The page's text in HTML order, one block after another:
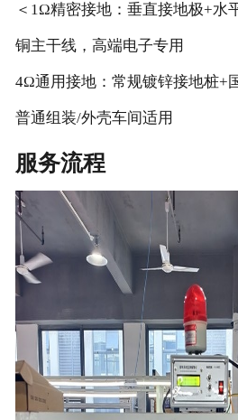
＜1Ω精密接地：垂直接地极+水
铜主干线，高端电子专用
4Ω通用接地：常规镀锌接地桩+
普通组装/外壳车间适用
服务流程